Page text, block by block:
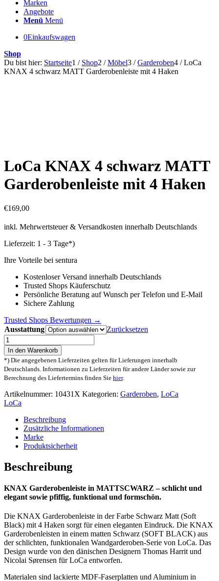
Marken
Angebote
Menü Menü
0Einkaufswagen
Shop
Du bist hier: Startseite1 / Shop2 / Möbel3 / Garderoben4 / LoCa
KNAX 4 schwarz MATT Garderobenleiste mit 4 Haken
LoCa KNAX 4 schwarz MATT
Garderobenleiste mit 4 Haken
€169,00
inkl. Mehrwertsteuer & Versandkosten innerhalb Deutschlands
Lieferzeit: 1 - 3 Tage*)
Ihre Vorteile bei sentura
Kostenloser Versand innerhalb Deutschlands
Trusted Shops Käuferschutz
Persönliche Beratung auf Wunsch per Telefon und E-Mail
Sichere Zahlung
Trusted Shops Bewertungen →
Ausstattung
Zurücksetzen
LoCa
KNAX
4
schwarz
MATT
Garderobenleiste
mit
4
Haken
Menge
In den Warenkorb
*) Die angegebenen Lieferzeiten gelten für Lieferungen innerhalb
Deutschlands. Informationen zu Lieferzeiten für andere Länder sowie zur
Berechnung des Liefertermins finden Sie hier.
Artikelnummer: 10431X Kategorien: Garderoben, LoCa
LoCa
Beschreibung
Zusätzliche Informationen
Marke
Produktsicherheit
Beschreibung
KNAX Garderobenleiste in MATTSCWARZ – schlicht und
elegant sowie pfiffig, funktional und formschön.
Die KNAX Garderobenleiste in der Farbe Schwarz Matt (Soft
Black) mit 4 Haken sorgt für einen eleganten Eindruck. Die KNAX
Garderobenleisten in einem matten Schwarz (SOFT BLACK) aus
der schlichten, funktionalen Wandgarderoben-Serie von LoCa. Das
Design wurde von den dänischen Designern Thomas Harrit und
Nicolai Sørensen für LoCa entworfen.
Materialen sind lackierte MDF-Faserplatten und Aluminium in